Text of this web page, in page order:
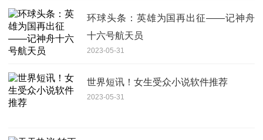
环球头条：英雄为国再出征——记神舟
十六号航天员
2023-05-31
世界短讯！女生受众小说软件推荐
2023-05-31